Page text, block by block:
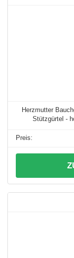
Herzmutter
Stützgürtel -